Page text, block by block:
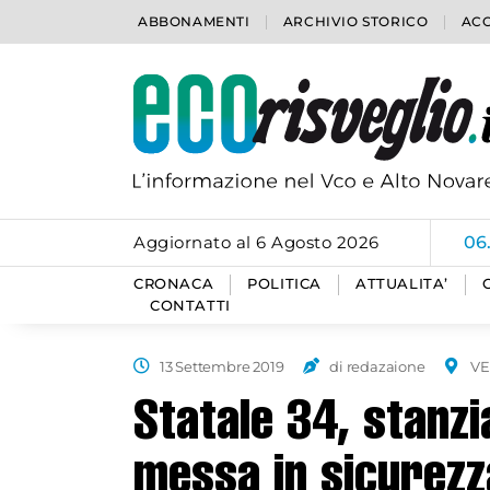
ABBONAMENTI ARCHIVIO STORICO
Aggiornato al 6 Agosto 2026
CRONACA POLITICA ATTUALITA’
CONTATTI
13 Settembre 2019 di redazaione
Statale 34,